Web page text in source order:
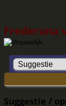
Frederuna
Suggestie /